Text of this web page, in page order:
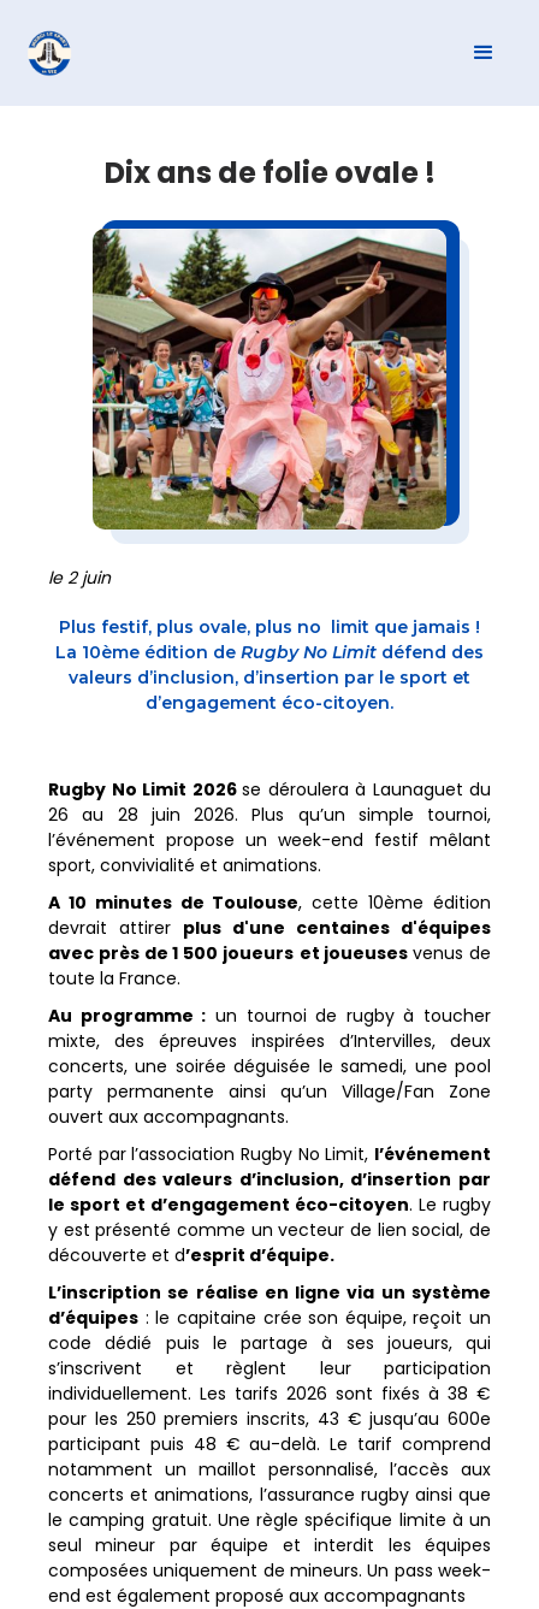
Dix ans de folie ovale !
le 2 juin
Plus festif, plus ovale, plus no limit que jamais !
La 10ème édition de Rugby No Limit défend des
valeurs d’inclusion, d’insertion par le sport et
d’engagement éco-citoyen.
Rugby No Limit 2026 se déroulera à Launaguet du
26 au 28 juin 2026. Plus qu’un simple tournoi,
l’événement propose un week-end festif mêlant
sport, convivialité et animations.
A 10 minutes de Toulouse, cette 10ème édition
devrait attirer plus d'une centaines d'équipes
avec près de 1 500 joueurs et joueusesvenus de
toute la France.
Au programme : un tournoi de rugby à toucher
mixte, des épreuves inspirées d’Intervilles, deux
concerts, une soirée déguisée le samedi, une pool
party permanente ainsi qu’un Village/Fan Zone
ouvert aux accompagnants.
Porté par l’association Rugby No Limit, l’événement
défend des valeurs d’inclusion, d’insertion par
le sport et d’engagement éco-citoyen. Le rugby
y est présenté comme un vecteur de lien social, de
découverte et d’esprit d’équipe.
L’inscription se réalise en ligne via un système
d’équipes : le capitaine crée son équipe, reçoit un
code dédié puis le partage à ses joueurs, qui
s’inscrivent et règlent leur participation
individuellement. Les tarifs 2026 sont fixés à 38 €
pour les 250 premiers inscrits, 43 € jusqu’au 600e
participant puis 48 € au-delà. Le tarif comprend
notamment un maillot personnalisé, l’accès aux
concerts et animations, l’assurance rugby ainsi que
le camping gratuit. Une règle spécifique limite à un
seul mineur par équipe et interdit les équipes
composées uniquement de mineurs. Un pass week-
end est également proposé aux accompagnants